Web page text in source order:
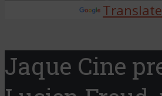
Translate
Jaque Cine